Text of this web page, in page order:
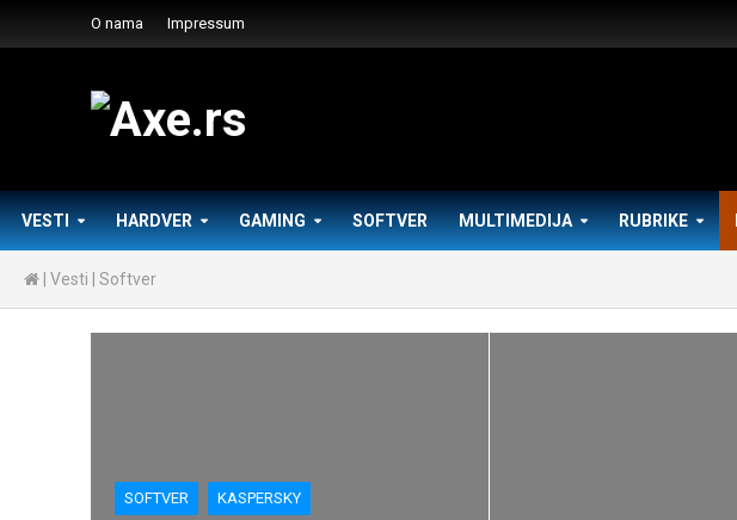
O nama Impressum
VESTI HARDVER GAMING SOFTVER MULTIMEDIJA RUBRIKE
Vesti Softver
SOFTVER KASPERSKY